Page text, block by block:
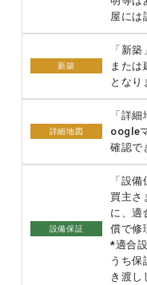
屋には
新築
「新
また
となり
詳細地図
「詳
oogle
確認で
設備保証
「設
買主さ
に、適
償で修
*適合
うち保
き渡し